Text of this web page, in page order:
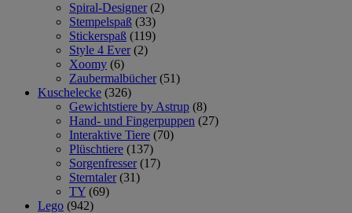
Spiral-Designer (2)
Stempelspaß (33)
Stickerspaß (119)
Style 4 Ever (2)
Xoomy (6)
Zaubermalbücher (51)
Kuschelecke (326)
Gewichtstiere by Astrup (8)
Hand- und Fingerpuppen (27)
Interaktive Tiere (70)
Plüschtiere (137)
Sorgenfresser (17)
Sterntaler (31)
TY (69)
Lego (942)